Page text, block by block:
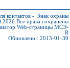
контактов - Знак охраны
2026 Все права сохранены
Web-страницы МСЭ-
R
Обновлено : 2013-01-30